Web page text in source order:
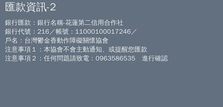
匯款資訊-2
銀行匯款：銀行名稱-花蓮第二信用合作社
銀行代號：216／帳號：11000100017246／
戶名：台灣鬱金香動作障礙關懷協會
注意事項１：本協會不會主動通知、或提醒您匯款
注意事項２：任何問題請致電：0963586535 進行確認